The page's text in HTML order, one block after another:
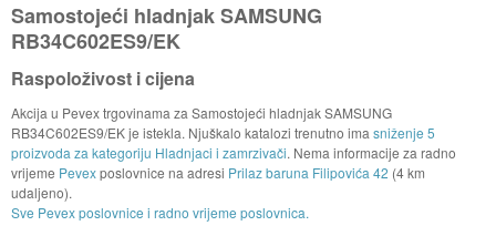
Samostojeći hladnjak SAMSUNG
RB34C602ES9/EK
Raspoloživost i cijena
Akcija u Pevex trgovinama za Samostojeći hladnjak SAMSUNG
RB34C602ES9/EK je istekla. Njuškalo katalozi trenutno ima sniženje 5
proizvoda za kategoriju Hladnjaci i zamrzivači. Nema informacije za radno
vrijeme Pevexposlovnice na adresi Prilaz baruna Filipovića 42 (4 km
udaljeno).
Sve Pevex poslovnice i radno vrijeme poslovnica.